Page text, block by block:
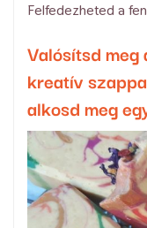
Felfedezheted a
Valósítsd
kreatív
alkosd meg